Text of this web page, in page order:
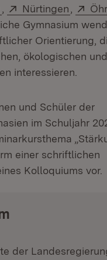
Fenster)
(Öffnet in neuem
Extern:
Nürtingen (Öffnet
Gymnasium
Orientierung,
ökologischen und
interessieren.
und Schüler der
im Schuljahr
einer schriftlichen
Kolloquiums vor.
der